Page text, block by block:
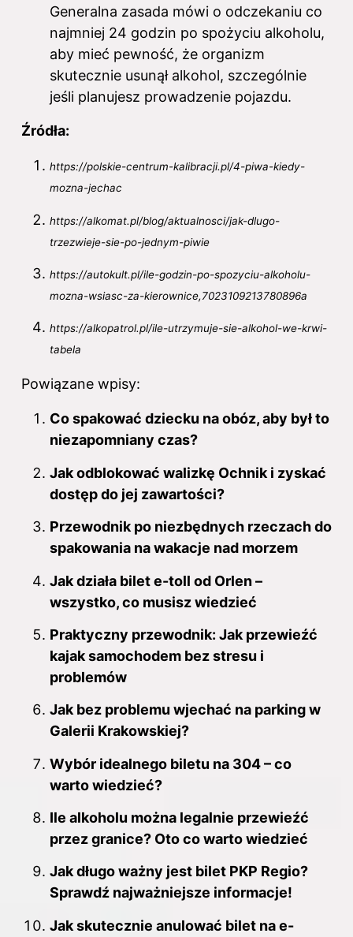
Generalna zasada mówi o odczekaniu co
najmniej 24 godzin po spożyciu alkoholu,
aby mieć pewność, że organizm
skutecznie usunął alkohol, szczególnie
jeśli planujesz prowadzenie pojazdu.
Źródła:
https://polskie-centrum-kalibracji.pl/4-piwa-kiedy-
mozna-jechac
https://alkomat.pl/blog/aktualnosci/jak-dlugo-
trzezwieje-sie-po-jednym-piwie
https://autokult.pl/ile-godzin-po-spozyciu-alkoholu-
mozna-wsiasc-za-kierownice,7023109213780896a
https://alkopatrol.pl/ile-utrzymuje-sie-alkohol-we-krwi-
tabela
Powiązane wpisy:
Co spakować dziecku na obóz, aby był to
niezapomniany czas?
Jak odblokować walizkę Ochnik i zyskać
dostęp do jej zawartości?
Przewodnik po niezbędnych rzeczach do
spakowania na wakacje nad morzem
Jak działa bilet e-toll od Orlen –
wszystko, co musisz wiedzieć
Praktyczny przewodnik: Jak przewieźć
kajak samochodem bez stresu i
problemów
Jak bez problemu wjechać na parking w
Galerii Krakowskiej?
Wybór idealnego biletu na 304 – co
warto wiedzieć?
Ile alkoholu można legalnie przewieźć
przez granice? Oto co warto wiedzieć
Jak długo ważny jest bilet PKP Regio?
Sprawdź najważniejsze informacje!
Jak skutecznie anulować bilet na e-